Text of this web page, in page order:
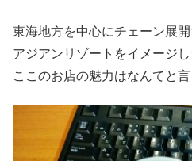
東海地方を中心にチェーン展開
アジアンリゾートをイメージし
ここのお店の魅力はなんてと